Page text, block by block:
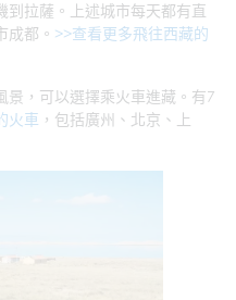
到拉薩。上述城市每天都有直
成都。 >>查看更多飛往西藏的
景，可以選擇乘火車進藏。有7
火車 ，包括廣州、北京、上